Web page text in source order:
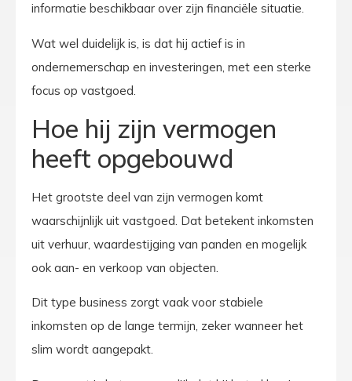
informatie beschikbaar over zijn financiële situatie.
Wat wel duidelijk is, is dat hij actief is in
ondernemerschap en investeringen, met een sterke
focus op vastgoed.
Hoe hij zijn vermogen
heeft opgebouwd
Het grootste deel van zijn vermogen komt
waarschijnlijk uit vastgoed. Dat betekent inkomsten
uit verhuur, waardestijging van panden en mogelijk
ook aan- en verkoop van objecten.
Dit type business zorgt vaak voor stabiele
inkomsten op de lange termijn, zeker wanneer het
slim wordt aangepakt.